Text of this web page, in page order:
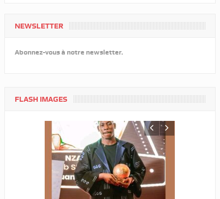
NEWSLETTER
Abonnez-vous à notre newsletter.
FLASH IMAGES